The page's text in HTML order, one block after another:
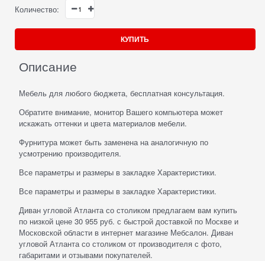
Количество:
КУПИТЬ
Описание
Мебель для любого бюджета, бесплатная консультация.
Обратите внимание, монитор Вашего компьютера может
искажать оттенки и цвета материалов мебели.
Фурнитура может быть заменена на аналогичную по
усмотрению производителя.
Все параметры и размеры в закладке Характеристики.
Все параметры и размеры в закладке Характеристики.
Диван угловой Атланта со столиком предлагаем вам купить
по низкой цене 30 955 руб. с быстрой доставкой по Москве и
Московской области в интернет магазине Мебсалон. Диван
угловой Атланта со столиком от производителя с фото,
габаритами и отзывами покупателей.